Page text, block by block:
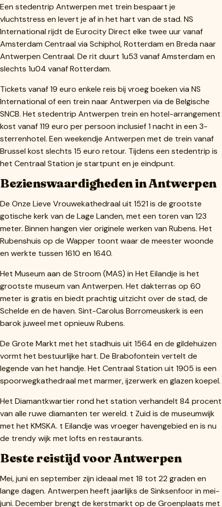
Een stedentrip Antwerpen met trein bespaart je
vluchtstress en levert je af in het hart van de stad. NS
International rijdt de Eurocity Direct elke twee uur vanaf
Amsterdam Centraal via Schiphol, Rotterdam en Breda naar
Antwerpen Centraal. De rit duurt 1u53 vanaf Amsterdam en
slechts 1u04 vanaf Rotterdam.
Tickets vanaf 19 euro enkele reis bij vroeg boeken via NS
International of een trein naar Antwerpen via de Belgische
SNCB. Het stedentrip Antwerpen trein en hotel-arrangement
kost vanaf 119 euro per persoon inclusief 1 nacht in een 3-
sterrenhotel. Een weekendje Antwerpen met de trein vanaf
Brussel kost slechts 15 euro retour. Tijdens een stedentrip is
het Centraal Station je startpunt en je eindpunt.
Bezienswaardigheden in Antwerpen
De Onze Lieve Vrouwekathedraal uit 1521 is de grootste
gotische kerk van de Lage Landen, met een toren van 123
meter. Binnen hangen vier originele werken van Rubens. Het
Rubenshuis op de Wapper toont waar de meester woonde
en werkte tussen 1610 en 1640.
Het Museum aan de Stroom (MAS) in Het Eilandje is het
grootste museum van Antwerpen. Het dakterras op 60
meter is gratis en biedt prachtig uitzicht over de stad, de
Schelde en de haven. Sint-Carolus Borromeuskerk is een
barok juweel met opnieuw Rubens.
De Grote Markt met het stadhuis uit 1564 en de gildehuizen
vormt het bestuurlijke hart. De Brabofontein vertelt de
legende van het handje. Het Centraal Station uit 1905 is een
spoorwegkathedraal met marmer, ijzerwerk en glazen koepel.
Het Diamantkwartier rond het station verhandelt 84 procent
van alle ruwe diamanten ter wereld. t Zuid is de museumwijk
met het KMSKA. t Eilandje was vroeger havengebied en is nu
de trendy wijk met lofts en restaurants.
Beste reistijd voor Antwerpen
Mei, juni en september zijn ideaal met 18 tot 22 graden en
lange dagen. Antwerpen heeft jaarlijks de Sinksenfoor in mei-
juni. December brengt de kerstmarkt op de Groenplaats met